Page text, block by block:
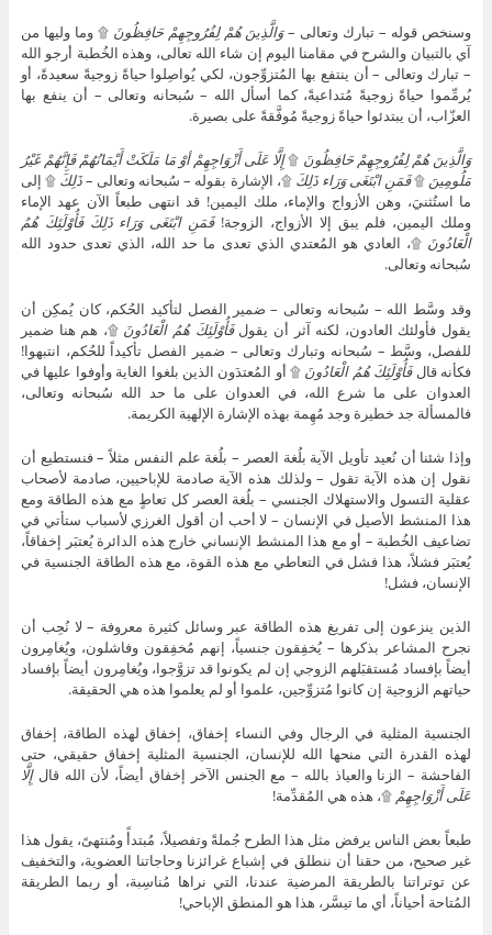
وسنخص قوله – تبارك وتعالى –وَالَّذِينَ هُمْ لِفُرُوجِهِمْ حَافِظُونَ۩ وما وليها من
آي بالتبيان والشرح في مقامنا اليوم إن شاء الله تعالى، وهذه الخُطبة أرجو الله
– تبارك وتعالى – أن ينتفع بها المُتزوِّجون، لكي يُواصِلوا حياةً زوجيةً سعيدةً، أو
يُرمِّموا حياةً زوجيةً مُتداعيةً، كما أسأل الله – سُبحانه وتعالى – أن ينفع بها
العزّاب، أن يبتدئوا حياةً زوجيةً مُوفَّقةً على بصيرة.
وَالَّذِينَ هُمْ لِفُرُوجِهِمْ حَافِظُونَ ۩إِلَّا عَلَى أَزْوَاجِهِمْ أوْ مَا مَلَكَتْ أَيْمَانُهُمْ فَإِنَّهُمْ غَيْرُ
مَلُومِينَ۩فَمَنِ ابْتَغَى وَرَاء ذَلِكَ۩، الإشارة بقوله – سُبحانه وتعالى –ذَلِكَ ۩ إلى
ما استُثنيَ، وهن الأزواج والإماء، ملك اليمين! قد انتهى طبعاً الآن عهد الإماء
وملك اليمين، فلم يبق إلا الأزواج، الزوجة!فَمَنِ ابْتَغَى وَرَاء ذَلِكَ فَأُوْلَئِكَ هُمُ
الْعَادُونَ۩، العادي هو المُعتدي الذي تعدى ما حد الله، الذي تعدى حدود الله
سُبحانه وتعالى.
وقد وسَّط الله – سُبحانه وتعالى – ضمير الفصل لتأكيد الحُكم، كان يُمكِن أن
يقول فأولئك العادون، لكنه آثر أن يقولفَأُوْلَئِكَ هُمُ الْعَادُونَ۩، هم هنا ضمير
للفصل، وسَّط – سُبحانه وتبارك وتعالى – ضمير الفصل تأكيداً للحُكم، انتبهوا!
فكأنه قالفَأُوْلَئِكَ هُمُ الْعَادُونَ ۩ أو المُعتدَون الذين بلغوا الغاية وأوفوا عليها في
العدوان على ما شرع الله، في العدوان على ما حد الله سُبحانه وتعالى،
فالمسألة جد خطيرة وجد مُهِمة بهذه الإشارة الإلهية الكريمة.
وإذا شئنا أن نُعيد تأويل الآية بلُغة العصر – بلُغة علم النفس مثلاً – فنستطيع أن
نقول إن هذه الآية تقول – ولذلك هذه الآية صادمة للإباحيين، صادمة لأصحاب
عقلية التسول والاستهلاك الجنسي – بلُغة العصر كل تعاطٍ مع هذه الطاقة ومع
هذا المنشط الأصيل في الإنسان – لا أحب أن أقول الغرزي لأسباب ستأتي في
تضاعيف الخُطبة – أو مع هذا المنشط الإنساني خارج هذه الدائرة يُعتبَر إخفاقاً،
يُعتبَر فشلاً، هذا فشل في التعاطي مع هذه القوة، مع هذه الطاقة الجنسية في
الإنسان، فشل!
الذين ينزعون إلى تفريغ هذه الطاقة عبر وسائل كثيرة معروفة – لا نُحِب أن
نجرح المشاعر بذكرها – يُخفِقون جنسياً، إنهم مُخفِقون وفاشلون، ويُغامِرون
أيضاً بإفساد مُستقبَلهم الزوجي إن لم يكونوا قد تزوَّجوا، ويُغامِرون أيضاً بإفساد
حياتهم الزوجية إن كانوا مُتزوِّجين، علموا أو لم يعلموا هذه هي الحقيقة.
الجنسية المثلية في الرجال وفي النساء إخفاق، إخفاق لهذه الطاقة، إخفاق
لهذه القدرة التي منحها الله للإنسان، الجنسية المثلية إخفاق حقيقي، حتى
الفاحشة – الزنا والعياذ بالله – مع الجنس الآخر إخفاق أيضاً، لأن الله قالإِلَّا
عَلَى أَزْوَاجِهِمْ ۩، هذه هي المُقدِّمة!
طبعاً بعض الناس يرفض مثل هذا الطرح جُملةً وتفصيلاً، مُبتدأً ومُنتهىً، يقول هذا
غير صحيح، من حقنا أن ننطلق في إشباع غرائزنا وحاجاتنا العضوية، والتخفيف
عن توتراتنا بالطريقة المرضية عندنا، التي نراها مُناسِبة، أو ربما الطريقة
المُتاحة أحياناً، أي ما تيسَّر، هذا هو المنطق الإباحي!